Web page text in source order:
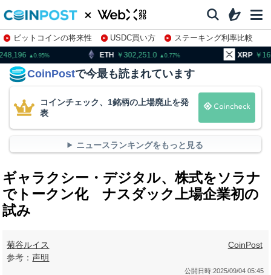
ビットコインの将来性 USDC買い方
ステーキング利率比較
株特集・関連銘柄
ETH 302,251.0 XRP 162.83
CoinPostで今最も読まれています
コインチェック、1銘柄の上場廃止を発
表
ニュースランキングをもっと見る
ギャラクシー・デジタル、株式をソラナ
でトークン化 ナスダック上場企業初の
試み
菊谷ルイス
参考：声明
CoinPost
公開日時:2025/09/04 05:45